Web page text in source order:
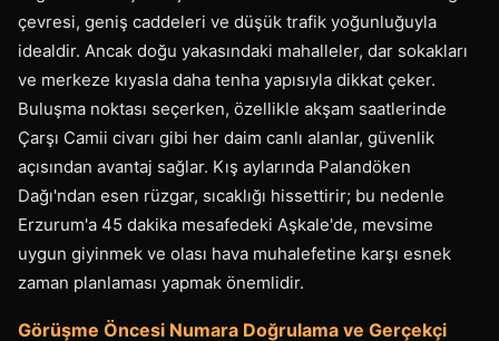
çevresi, geniş caddeleri ve düşük trafik yoğunluğuyla
idealdir. Ancak doğu yakasındaki mahalleler, dar sokakları
ve merkeze kıyasla daha tenha yapısıyla dikkat çeker.
Buluşma noktası seçerken, özellikle akşam saatlerinde
Çarşı Camii civarı gibi her daim canlı alanlar, güvenlik
açısından avantaj sağlar. Kış aylarında Palandöken
Dağı'ndan esen rüzgar, sıcaklığı hissettirir; bu nedenle
Erzurum'a 45 dakika mesafedeki Aşkale'de, mevsime
uygun giyinmek ve olası hava muhalefetine karşı esnek
zaman planlaması yapmak önemlidir.
Görüşme Öncesi Numara Doğrulama ve Gerçekçi